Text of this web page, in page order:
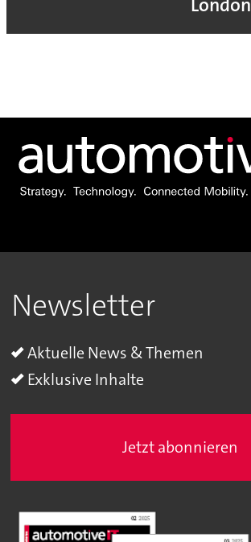
London
Newsletter
Aktuelle News & Themen
Exklusive Inhalte
Jetzt abonnieren